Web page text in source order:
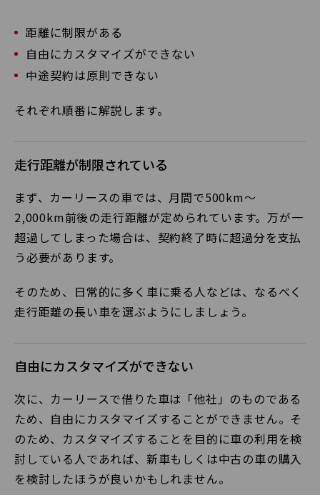
距離に制限がある
自由にカスタマイズができない
中途契約は原則できない
それぞれ順番に解説します。
走行距離が制限されている
まず、カーリースの車では、月間で500km〜
2,000km前後の走行距離が定められています。万が一
超過してしまった場合は、契約終了時に超過分を支払
う必要があります。
そのため、日常的に多く車に乗る人などは、なるべく
走行距離の長い車を選ぶようにしましょう。
自由にカスタマイズができない
次に、カーリースで借りた車は「他社」のものである
ため、自由にカスタマイズすることができません。そ
のため、カスタマイズすることを目的に車の利用を検
討している人であれば、新車もしくは中古の車の購入
を検討したほうが良いかもしれません。